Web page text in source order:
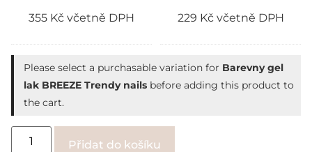
355 Kč včetně DPH 229 Kč včetně DPH
Please select a purchasable variation for Barevny gel
lak BREEZE Trendy nails before adding this product to
the cart.
Přidat do košíku